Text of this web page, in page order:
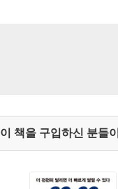
이 책을 구입하신 분들이